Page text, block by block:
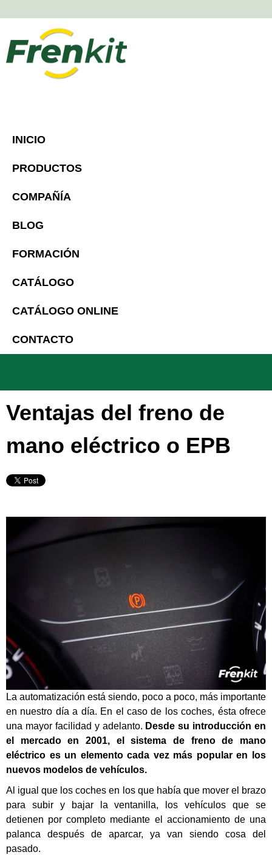
INICIO
PRODUCTOS
COMPAÑÍA
BLOG
FORMACIÓN
CATÁLOGO
CATÁLOGO ONLINE
CONTACTO
Ventajas del freno de
mano eléctrico o EPB
La automatización está siendo, poco a poco, más importante
en nuestro día a día. En el caso de los coches, ésta ofrece
una mayor facilidad y adelanto. Desde su introducción en
el mercado en 2001, el sistema de freno de mano
eléctrico es un elemento cada vez más popular en los
nuevos modelos de vehículos.
Al igual que los coches en los que había que mover el brazo
para subir y bajar la ventanilla, los vehículos que se
detienen por completo mediante el accionamiento de una
palanca después de aparcar, ya van siendo cosa del
pasado.